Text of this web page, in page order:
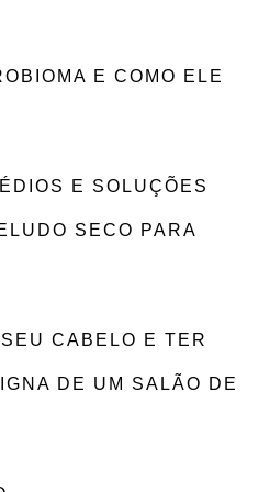
E COMO ELE
E SOLUÇÕES
SECO PARA
CABELO E TER
DE UM SALÃO DE